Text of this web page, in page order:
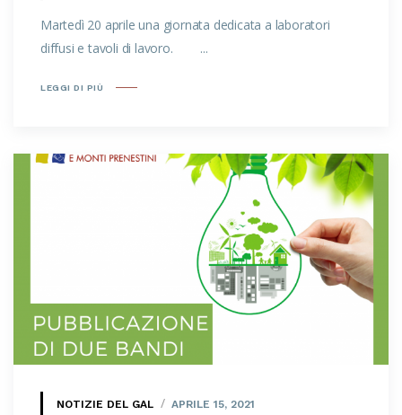
Martedì 20 aprile una giornata dedicata a laboratori
diffusi e tavoli di lavoro. ...
LEGGI DI PIÙ
NOTIZIE DEL GAL APRILE 15, 2021